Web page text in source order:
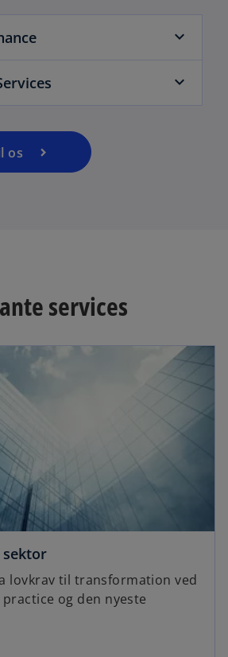
os
services
sektor
lovkrav til transformation ved
og den nyeste